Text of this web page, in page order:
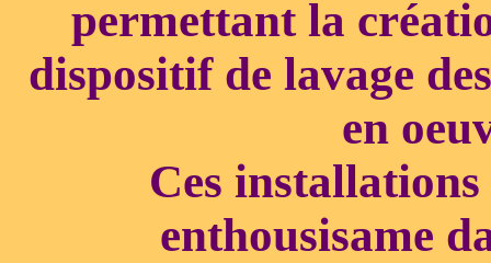
permettant la
dispositif de lavage
en
Ces
enthousisame